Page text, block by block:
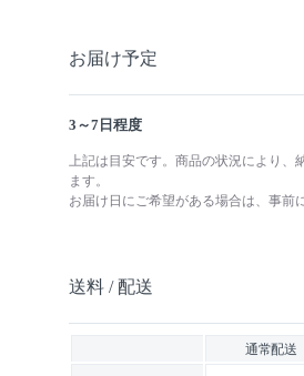
お届け予定
3～7日程度
上記は目安です。商品の状況により
ます。
お届け日にご希望がある場合は、事前
送料 / 配送
通常配送